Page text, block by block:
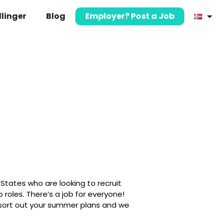
Blog Employer? Post a Job
who are looking to recruit
There’s a job for everyone!
out your summer plans and we